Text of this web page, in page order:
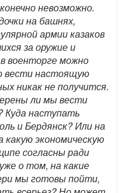
невозможно.
на башнях,
армии казаков
за оружие и
военторге можно
вести настоящую
никак не получится.
ли мы вести
Куда наступать
и Бердянск? Или на
какую экономическую
согласны ради
о том, на какие
мы готовы пойти,